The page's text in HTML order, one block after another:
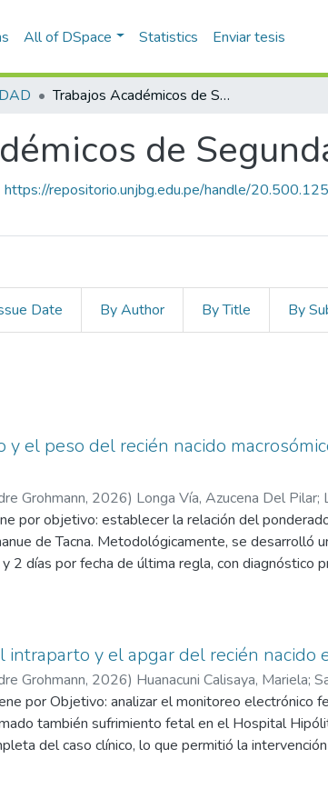
All of DSpace Statistics Enviar tesis
Trabajos Académicos de Segunda Especialidad
de
https://repositorio.unjbg.edu.pe/handle/
Date By Author By Title By
y el peso del recién nacido
Grohmann, 2026) Longa Vía, Azucena Del Pilar;
por objetivo: establecer la relación del
de Tacna. Metodológicamente, se desarrolló
días por fecha de última regla, con diagnóstico
presentando dinámica uterina activa. Como
el peso real del recién nacido fue de
una variación mínima clínicamente aceptable
entre el ponderado fetal ecográfico y el peso
en la estimación del peso fetal a término.
intraparto y el apgar del recién
Grohmann, 2026) Huanacuni Calisaya, Mariela;
por Objetivo: analizar el monitoreo electrónico
también sufrimiento fetal en el Hospital
del caso clínico, lo que permitió la
para la detección oportuna y disminuir la